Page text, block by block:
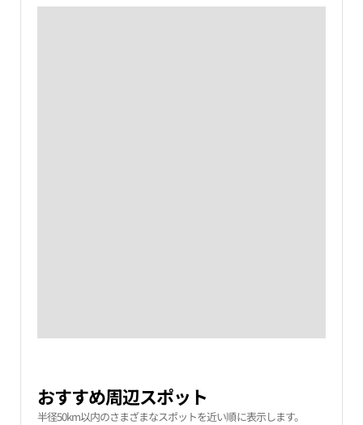
おすすめ周辺スポット
半径50km以内のさまざまなスポットを近い順に表示します。